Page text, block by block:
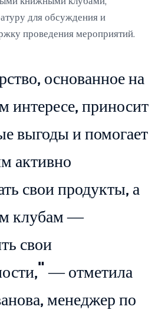
для обсуждения и
проведения мероприятий.
основанное на
интересе, приносит
выгоды и помогает
активно
свои продукты, а
клубам —
свои
— отметила
менеджер по